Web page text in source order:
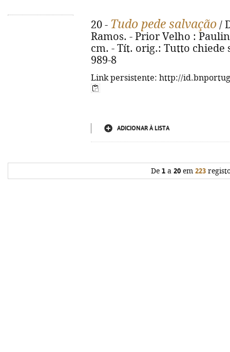
20 - Tudo pede salvação /
Ramos. - Prior Velho :
cm. - Tít. orig.: Tutto chiede
989-8
Link persistente: http://
ADICIONAR À LISTA
De 1 a 20 em 223